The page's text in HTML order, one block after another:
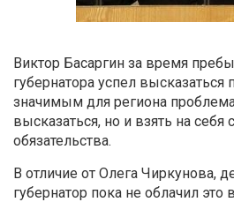
Виктор Басаргин за время
губернатора успел высказаться
значимым для региона
высказаться, но и взять на
обязательства.
В отличие от Олега Чиркунова,
губернатор пока не облачил